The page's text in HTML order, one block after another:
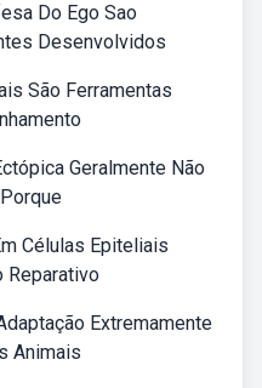
Do Ego Sao
Desenvolvidos
São Ferramentas
Geralmente Não
Células Epiteliais
Reparativo
Extremamente
Animais